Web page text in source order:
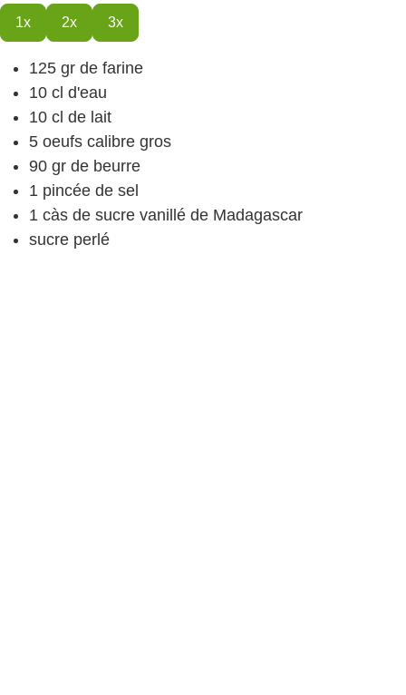
1x 2x 3x
125 gr de farine
10 cl d'eau
10 cl de lait
5 oeufs calibre gros
90 gr de beurre
1 pincée de sel
1 càs de sucre vanillé de Madagascar
sucre perlé